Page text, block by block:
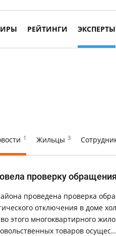
РЕЙТИНГИ ЭКСПЕРТЫ
1 Жильцы 3
проверку
проведена проверка
отключения в доме
этого многоквартирного
товаров осущес...